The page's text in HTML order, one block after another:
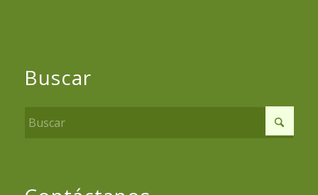
Buscar